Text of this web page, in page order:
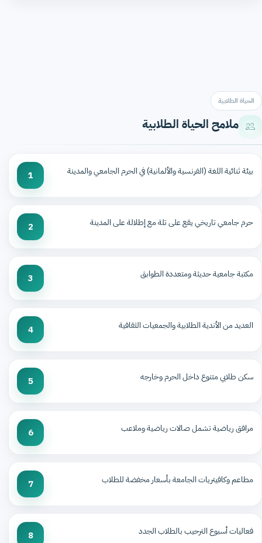
الحياة الطلابية
ملامح الحياة الطلابية
بيئة ثنائية اللغة (الفرنسية والألمانية) في الحرم الجامعي والمدينة 1
حرم جامعي تاريخي يقع على تلة مع إطلالة على المدينة 2
مكتبة جامعية حديثة ومتعددة الطوابق 3
العديد من الأندية الطلابية والجمعيات الثقافية 4
سكن طلابي متنوع داخل الحرم وخارجه 5
مرافق رياضية تشمل صالات رياضية وملاعب 6
مطاعم وكافيتريات الجامعة بأسعار مخفضة للطلاب 7
فعاليات أسبوع الترحيب بالطلاب الجدد 8